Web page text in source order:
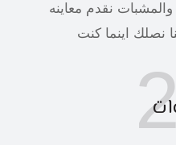
نقدم معاينه
نصلك اينما كنت